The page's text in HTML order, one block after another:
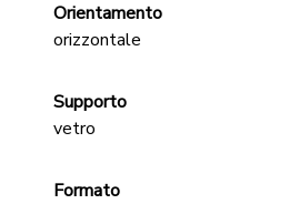
Orientamento
orizzontale
Supporto
vetro
Formato